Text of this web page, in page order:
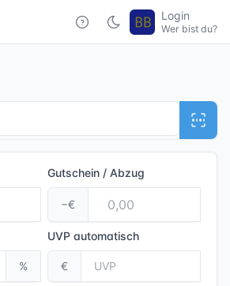
Login
Wer bist du?
Gutschein / Abzug
−€
%
UVPautomatisch
€